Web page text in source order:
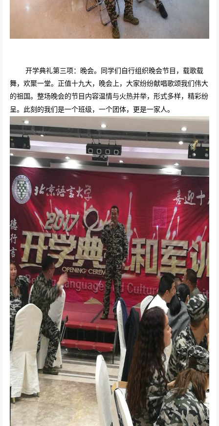
开学典礼第三项：晚会。同学们自行组织晚会节目，载歌载
舞，欢聚一堂。正值十九大，晚会上，大家纷纷献唱歌颂我们伟大
的祖国。整场晚会的节目内容温情与火热并举，形式多样，精彩纷
呈。此刻的我们是一个班级，一个团体，更是一家人。